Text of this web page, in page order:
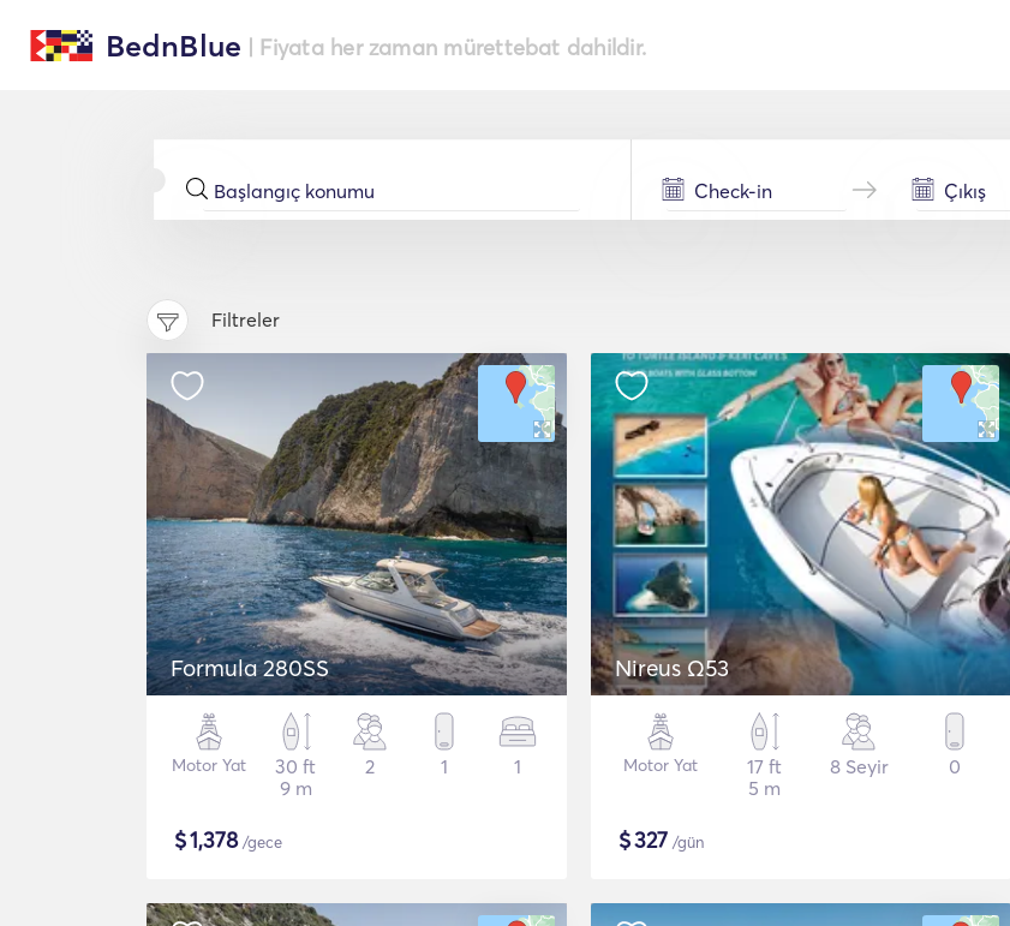
BednBlue | Fiyata her zaman mürettebat dahildir.
Filtreler
Formula 280SS
Motor Yat
30 ft
9 m
2 1 1
$1,378/gece
Nireus Ω53
Motor Yat
17 ft
5 m
8 Seyir 0
$327 /gün